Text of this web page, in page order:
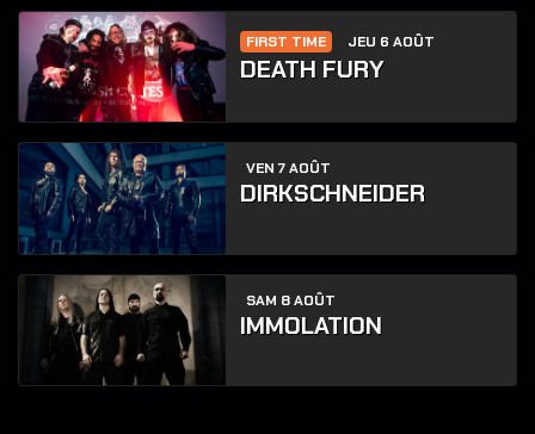
FIRST TIME JEU 6 AOÛT
DEATH FURY
VEN 7 AOÛT
DIRKSCHNEIDER
SAM 8 AOÛT
IMMOLATION